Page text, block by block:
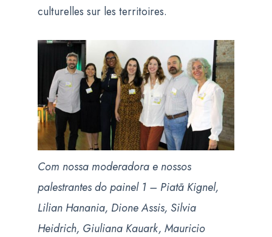
culturelles sur les territoires.
Com nossa moderadora e nossos
palestrantes do painel 1 – Piatã Kignel,
Lilian Hanania, Dione Assis, Silvia
Heidrich, Giuliana Kauark, Mauricio